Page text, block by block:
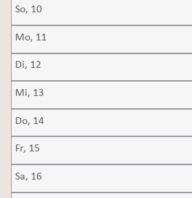
So, 10
Mo, 11
Di, 12
Mi, 13
Do, 14
Fr, 15
Sa, 16